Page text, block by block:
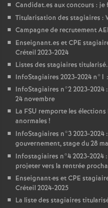
Candidat.es aux concours : je
Titularisation des stagiaires :
Campagne de recrutement
Enseignant.es etCPE
Créteil 2023-2024
Listes des stagiaires
InfoStagiaires 2023-2024
InfoStagiaires n°2 2023-2024
24 novembre
La FSU remporte les élections
anormales !
InfoStagiaires n°3 2023-2024
gouvernement, stage du 28
Infostagiaires n°4 2023-2024
projeter vers la rentrée
Enseignant·es etCPE
Créteil 2024-2025
La liste des stagiaires